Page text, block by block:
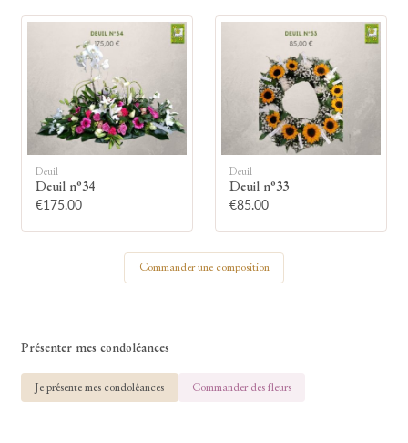
Montrez votre soutien à la famille en
allumant symboliquement une bougie.
Votre prénom
Deuil
Deuil n°34
€175.00
Deuil
Deuil n°33
€85.00
Commander une composition
Présenter mes condoléances
Je présente mes condoléances Commander des fleurs